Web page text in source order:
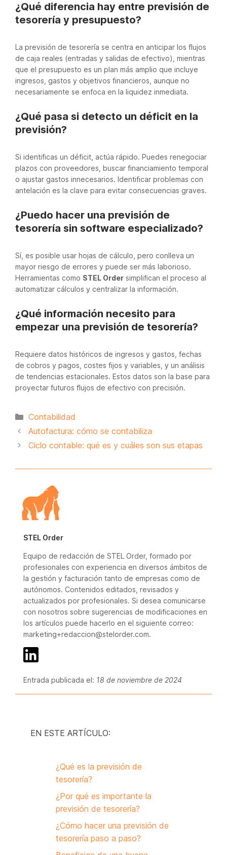
¿Qué diferencia hay entre previsión de
tesorería y presupuesto?
La previsión de tesorería se centra en anticipar los flujos
de caja reales (entradas y salidas de efectivo), mientras
que el presupuesto es un plan más amplio que incluye
ingresos, gastos y objetivos financieros, aunque no
necesariamente se enfoca en la liquidez inmediata.
¿Qué pasa si detecto un déficit en la
previsión?
Si identificas un déficit, actúa rápido. Puedes renegociar
plazos con proveedores, buscar financiamiento temporal
o ajustar gastos innecesarios. Identificar problemas con
antelación es la clave para evitar consecuencias graves.
¿Puedo hacer una previsión de
tesorería sin software especializado?
Sí, es posible usar hojas de cálculo, pero conlleva un
mayor riesgo de errores y puede ser más laborioso.
Herramientas como STEL Order simplifican el proceso al
automatizar cálculos y centralizar la información.
¿Qué información necesito para
empezar una previsión de tesorería?
Requiere datos históricos de ingresos y gastos, fechas
de cobros y pagos, costes fijos y variables, y un análisis
de tendencias estacionales. Estos datos son la base para
proyectar futuros flujos de efectivo con precisión.
Categorías
Contabilidad
Autofactura: cómo se contabiliza
Ciclo contable: qué es y cuáles son sus etapas
STEL Order
Equipo de redacción de STEL Order, formado por
profesionales con experiencia en diversos ámbitos de
la gestión y facturación tanto de empresas como de
autónomos. Contenidos editados, revisados y
actualizados por profesionales. Si desea comunicarse
con nosotros sobre sugerencias de modificaciones en
los artículos puede hacerlo en el siguiente correo:
marketing+redaccion@stelorder.com.
Entrada publicada el: 18 de noviembre de 2024
EN ESTE ARTÍCULO:
¿Qué es la previsión de
tesorería?
¿Por qué es importante la
previsión de tesorería?
¿Cómo hacer una previsión de
tesorería paso a paso?